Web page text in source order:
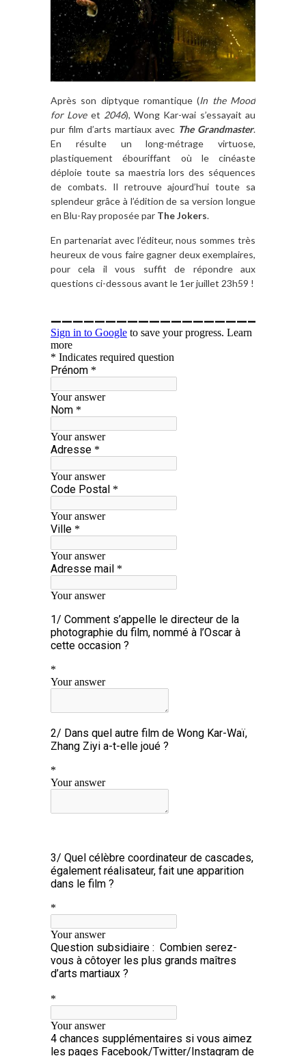
Après son diptyque romantique (In the Mood
for Loveet 2046), Wong Kar-wai s’essayait au
pur film d’arts martiaux avec The Grandmaster.
En résulte un long-métrage virtuose,
plastiquement ébouriffant où le cinéaste
déploie toute sa maestria lors des séquences
de combats. Il retrouve ajourd’hui toute sa
splendeur grâce à l’édition de sa version longue
en Blu-Ray proposée par The Jokers.
En partenariat avec l’éditeur, nous sommes très
heureux de vous faire gagner deux exemplaires,
pour cela il vous suffit de répondre aux
questions ci-dessous avant le 1er juillet 23h59 !